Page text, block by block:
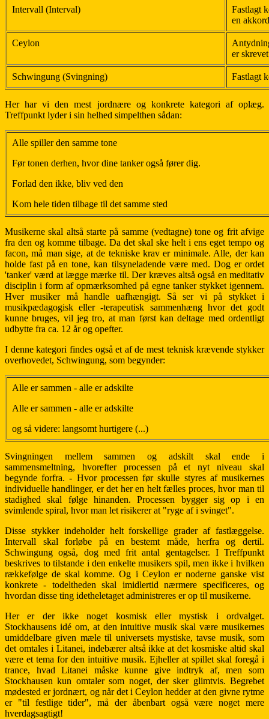
Intervall (Interval)
Fastlagt
en
Ceylon
er
Schwingung (Svingning) Fastlagt
Her har vi den mest jordnære og konkrete kategori af oplæg.
Treffpunkt lyder i sin helhed simpelthen sådan:
Alle spiller den samme tone
Før tonen derhen, hvor dine tanker også fører dig.
Forlad den ikke, bliv ved den
Kom hele tiden tilbage til det samme sted
Musikerne skal altså starte på samme (vedtagne) tone og frit afvige
fra den og komme tilbage. Da det skal ske helt i ens eget tempo og
facon, må man sige, at de tekniske krav er minimale. Alle, der kan
holde fast på en tone, kan tilsyneladende være med. Dog er ordet
'tanker' værd at lægge mærke til. Der kræves altså også en meditativ
disciplin i form af opmærksomhed på egne tanker stykket igennem.
Hver musiker må handle uafhængigt. Så ser vi på stykket i
musikpædagogisk eller -terapeutisk sammenhæng hvor det godt
kunne bruges, vil jeg tro, at man først kan deltage med ordentligt
udbytte fra ca. 12 år og opefter.
I denne kategori findes også et af de mest teknisk krævende stykker
overhovedet, Schwingung, som begynder:
Alle er sammen - alle er adskilte
Alle er sammen - alle er adskilte
og så videre: langsomt hurtigere (...)
Svingningen mellem sammen og adskilt skal ende i
sammensmeltning, hvorefter processen på et nyt niveau skal
begynde forfra. - Hvor processen før skulle styres af musikernes
individuelle handlinger, er det her en helt fælles proces, hvor man til
stadighed skal følge hinanden. Processen bygger sig op i en
svimlende spiral, hvor man let risikerer at "ryge af i svinget".
Disse stykker indeholder helt forskellige grader af fastlæggelse.
Intervall skal forløbe på en bestemt måde, herfra og dertil.
Schwingung også, dog med frit antal gentagelser. I Treffpunkt
beskrives to tilstande i den enkelte musikers spil, men ikke i hvilken
rækkefølge de skal komme. Og i Ceylon er noderne ganske vist
konkrete - todeltheden skal imidlertid nærmere specificeres, og
hvordan disse ting idetheletaget administreres er op til musikerne.
Her er der ikke noget kosmisk eller mystisk i ordvalget.
Stockhausens idé om, at den intuitive musik skal være musikernes
umiddelbare given mæle til universets mystiske, tavse musik, som
det omtales i Litanei, indebærer altså ikke at det kosmiske altid skal
være et tema for den intuitive musik. Ejheller at spillet skal foregå i
trance, hvad Litanei måske kunne give indtryk af, men som
Stockhausen kun omtaler som noget, der sker glimtvis. Begrebet
mødested er jordnært, og når det i Ceylon hedder at den givne rytme
er "til festlige tider", må der åbenbart også være noget mere
hverdagsagtigt!